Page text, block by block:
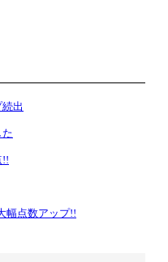
出
た
!!
幅点数アップ!!